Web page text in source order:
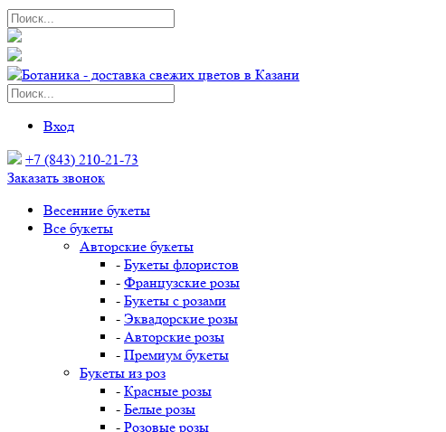
Вход
+7 (843) 210-21-73
Заказать звонок
Весенние букеты
Все букеты
Авторские букеты
- Букеты флористов
- Французские розы
- Букеты с розами
- Эквадорские розы
- Авторские розы
- Премиум букеты
Букеты из роз
- Красные розы
- Белые розы
- Розовые розы